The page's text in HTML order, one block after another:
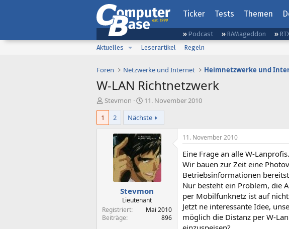
Ticker Tests Themen
Podcast RAMageddon
Aktuelles
Leserartikel Regeln
Foren Netzwerke und Internet Heimnetzwerke und
W-LAN Richtnetzwerk
E
r
t
Stevmon
E
r
s
t
e
l
l
t
a
m
11. November 2010
1
2 Nächste
Stevmon
Lieutenant
Registriert
Mai 2010
Beiträge
896
11. November 2010
Eine Frage an alle W-Lanprofis.
Wir bauen zur Zeit eine
Betriebsinformationen
Nur besteht ein Problem, die
per Mobilfunknetz ist auf
Jetzt ne interessante Idee,
möglich die Distanz per W-